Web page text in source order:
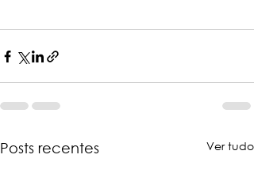
Posts recentes Ver tudo